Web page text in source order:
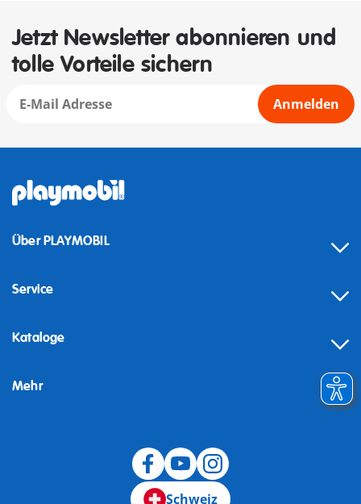
Jetzt Newsletter abonnieren und
tolle Vorteile sichern
Anmelden
Über PLAYMOBIL
Service
Kataloge
Mehr
Schweiz